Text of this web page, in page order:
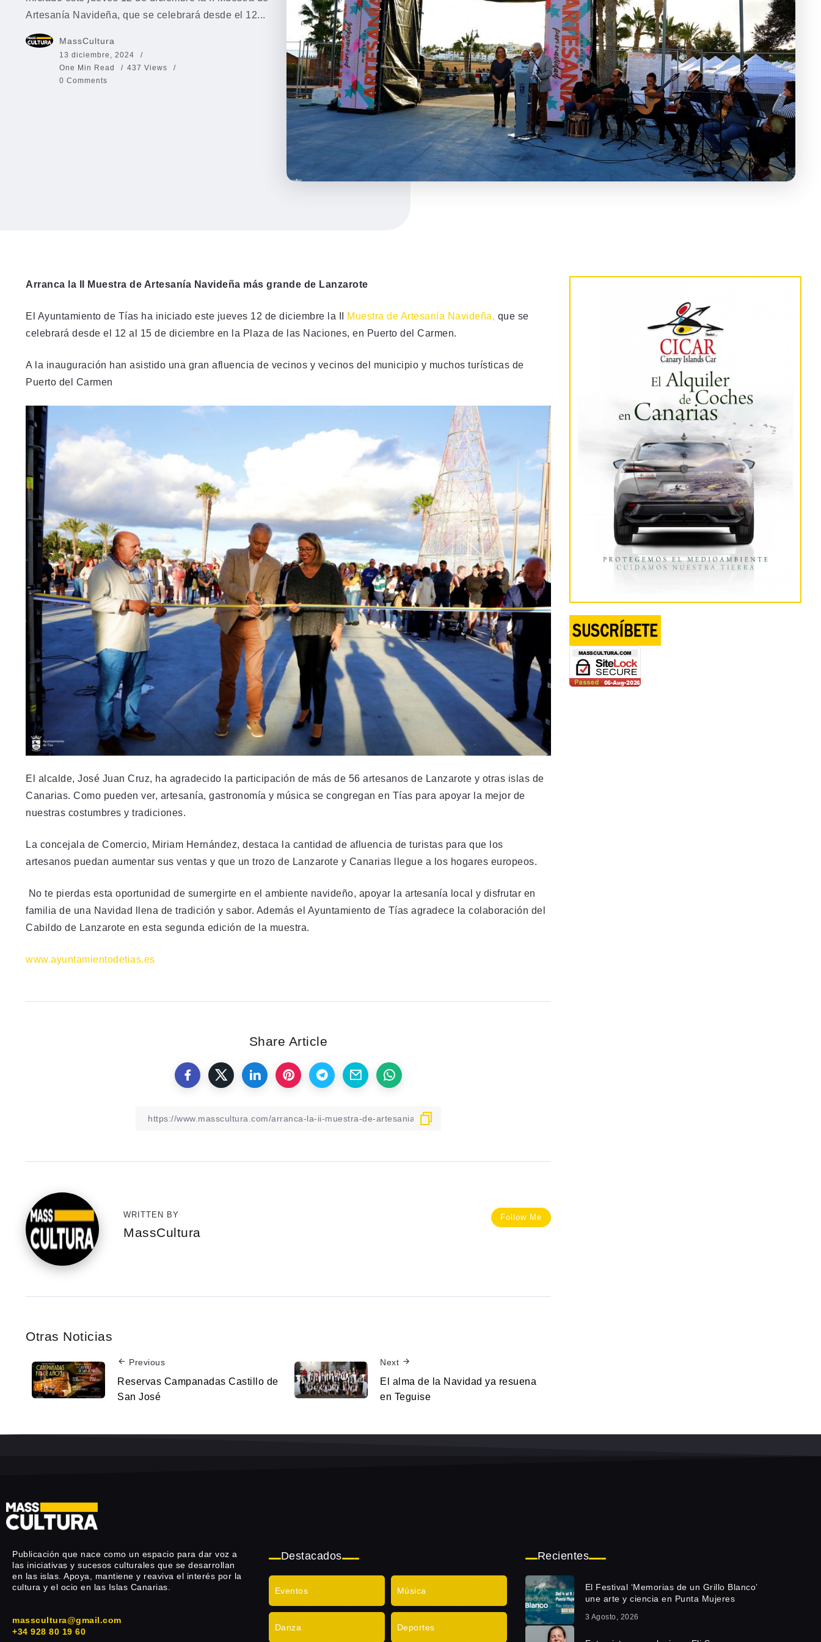
Artesanía Navideña, que se celebrará desde el 12...
MassCultura
13 diciembre, 2024
One Min Read
437 Views
0 Comments
Arranca la II Muestra de Artesanía Navideña más grande de Lanzarote
El Ayuntamiento de Tías ha iniciado este jueves 12 de diciembre la II Muestra de Artesanía Navideña, que se
celebrará desde el 12 al 15 de diciembre en la Plaza de las Naciones, en Puerto del Carmen.
A la inauguración han asistido una gran afluencia de vecinos y vecinos del municipio y muchos turísticas de
Puerto del Carmen
El alcalde, José Juan Cruz, ha agradecido la participación de más de 56 artesanos de Lanzarote y otras islas de
Canarias. Como pueden ver, artesanía, gastronomía y música se congregan en Tías para apoyar la mejor de
nuestras costumbres y tradiciones.
La concejala de Comercio, Miriam Hernández, destaca la cantidad de afluencia de turistas para que los
artesanos puedan aumentar sus ventas y que un trozo de Lanzarote y Canarias llegue a los hogares europeos.
No te pierdas esta oportunidad de sumergirte en el ambiente navideño, apoyar la artesanía local y disfrutar en
familia de una Navidad llena de tradición y sabor. Además el Ayuntamiento de Tías agradece la colaboración del
Cabildo de Lanzarote en esta segunda edición de la muestra.
www.ayuntamientodetias.es
Share Article
Follow Me
WRITTEN BY
MassCultura
Otras Noticias
Previous
Reservas Campanadas Castillo de
San José
Next
El alma de la Navidad ya resuena
en Teguise
Publicación que nace como un espacio para dar voz a
las iniciativas y sucesos culturales que se desarrollan
en las islas. Apoya, mantiene y reaviva el interés por la
cultura y el ocio en las Islas Canarias.
masscultura@gmail.com
+34 928 80 19 60
Destacados
Eventos Música
Danza Deportes
Recientes
El Festival ‘Memorias de un Grillo Blanco’
une arte y ciencia en Punta Mujeres
3 Agosto, 2026